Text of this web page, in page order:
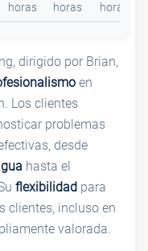
horas
horas
horas
dirigido por Brian,
en
Los clientes
problemas
desde
hasta el
flexibilidad para
clientes, incluso en
valorada.